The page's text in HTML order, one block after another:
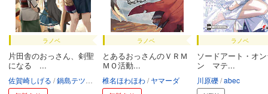
ラノベ
片田舎のおっさん、剣聖
になる ...
佐賀崎しげる 鍋島テツヒロ
ラノベ
とあるおっさんのＶＲＭ
ＭＯ活動...
椎名ほわほわ ヤマーダ
ラノベ
ソードアート・オ
ン マテ...
川原礫 abec